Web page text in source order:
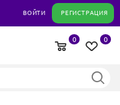
ВОЙТИ РЕГИСТРАЦИЯ
0
0